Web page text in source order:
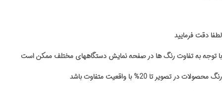
لطفا دقت فرمایید
با توجه به تفاوت رنگ ها در صفحه نمایش دستگاههای مختلف ممکن است
رنگ محصولات در تصویر تا 20% با واقعیت متفاوت باشد